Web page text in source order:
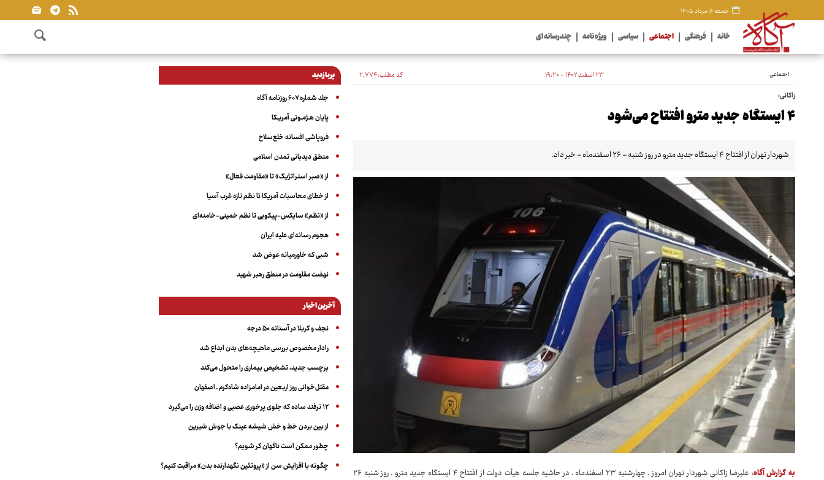
جمعه ۱۶ مرداد ۱۴۰۵
خانه فرهنگی اجتماعی سیاسی ویژه نامه چندرسانه ای
اجتماعی ۲۳ اسفند ۱۴۰۲ - ۱۹:۲۰ کد مطلب:۲٬۷۷۴
زاکانی:
۴ ایستگاه جدید مترو افتتاح می‌شود
شهردار تهران از افتتاح ۴ ایستگاه جدید مترو در روز شنبه - ۲۶ اسفندماه - خبر داد.
به گزارش آگاه
: علیرضا زاکانی شهردار تهران امروز ـ چهارشنبه ۲۳ اسفندماه ـ در حاشیه جلسه هیأت دولت از افتتاح ۴ ایستگاه جدید مترو ـ روز شنبه ۲۶
پربازدید
جلد شماره ۶۰۷ روزنامه آگاه
پایان هـژمـونی آمریـکا
فروپاشی افسانه خلع‌سلاح
منطق دیدبانی تمدن اسلامی
از «صبر استراتژیک» تا «مقاومت فعال»
از خطای محاسبات آمریکا تا نظم تازه غرب آسیا
از «نظم» سایکس-پیکویی تا نظم خمینی-خامنه‌ای
هجوم رسانه‌ای علیه ایران
شبی که خاورمیانه عوض شد
نهضت مقاومت در منطق رهبر شهید
آخرین اخبار
نجف و کربلا در آستانه ۵۰ درجه
رادار مخصوص بررسی ماهیچه‌های بدن ابداع شد
برچسب جدید، تشخیص بیماری را متحول می‌کند
مقتل‌خوانی روز اربعین در امامزاده شاه‌کرم ـ اصفهان
۱۲ ترفند ساده که جلوی پرخوری عصبی و اضافه ‌وزن را می‌گیرد
از بین بردن خط و خش شیشه عینک با جوش شیرین
چطور ممکن است ناگهان کر شویم؟
چگونه با افزایش سن از «پروتئین نگهدارنده بدن» مراقبت کنیم؟